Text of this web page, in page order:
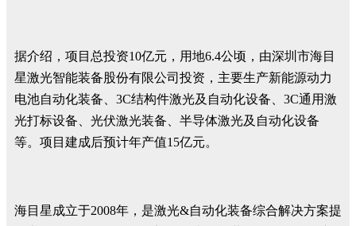
据介绍，项目总投资10亿元，用地6.4公顷，由深圳市海目
星激光智能装备股份有限公司投资，主要生产新能源动力
电池自动化装备、3C结构件激光及自动化设备、3C通用激
光打标设备、光伏激光装备、半导体激光及自动化设备
等。项目建成后预计年产值15亿元。
海目星成立于2008年，是激光&自动化装备综合解决方案提